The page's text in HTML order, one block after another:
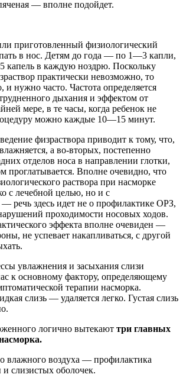
— вполне подойдет.
приготовленный физиологический
в нос. Детям до года — по 1—3 капли,
в каждую ноздрю. Поскольку
практически невозможно, то
и нужно часто. Частота определяется
дыхания и эффектом от
мере, в те часы, когда ребенок не
можно каждые 10—15 минут.
физраствора приводит к тому, что,
а во-вторых, постепенно
отделов носа в направлении глотки,
проглатывается. Вполне очевидно, что
раствора при насморке
с лечебной целью, но и с
речь здесь идет не о профилактике ОРЗ,
проходимости носовых ходов.
эффекта вполне очевиден —
не успевает накапливаться, с другой
увлажнения и засыхания слизи
к основному фактору, определяющему
терапии насморка.
слизь — удаляется легко. Густая слизь
логично вытекают три главных
влажного воздуха — профилактика
слизистых оболочек.